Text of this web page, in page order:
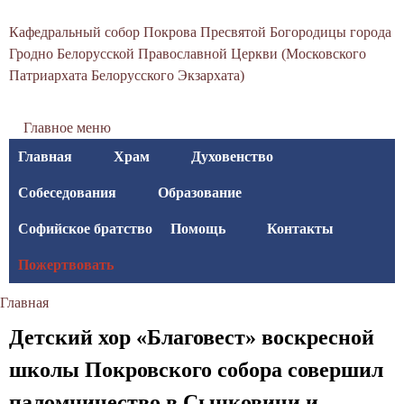
основному
в
я
о
к
р
о
в
Кафедральный собор Покрова Пресвятой Богородицы города
Гродно Белорусской Православной Церкви (Московского
Патриархата Белорусского Экзархата)
Главное меню
Главная
Храм Духовенство
Собеседования Образование
Софийское братство Помощь Контакты
Пожертвовать
здесь
Главная
Детский хор «Благовест» воскресной
школы Покровского собора совершил